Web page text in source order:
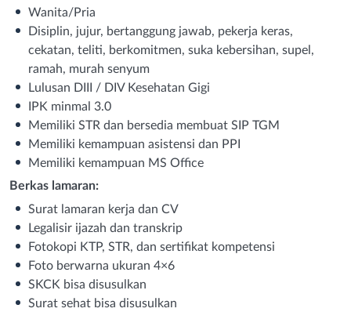
Wanita/Pria
Disiplin, jujur, bertanggung jawab, pekerja keras,
cekatan, teliti, berkomitmen, suka kebersihan, supel,
ramah, murah senyum
Lulusan DIII / DIV Kesehatan Gigi
IPK minmal 3.0
Memiliki STR dan bersedia membuat SIP TGM
Memiliki kemampuan asistensi dan PPI
Memiliki kemampuan MS Office
Berkas lamaran:
Surat lamaran kerja dan CV
Legalisir ijazah dan transkrip
Fotokopi KTP, STR, dan sertifikat kompetensi
Foto berwarna ukuran 4×6
SKCK bisa disusulkan
Surat sehat bisa disusulkan